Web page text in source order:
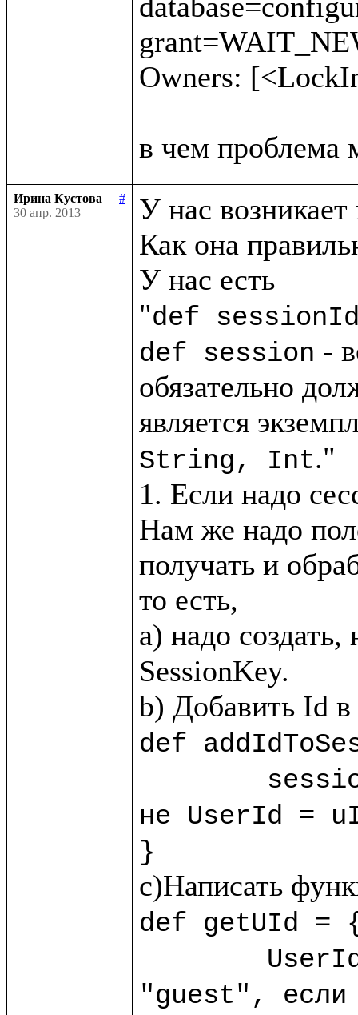
Owners:
Ирина Кустова
#
30 апр. 2013
У нас
Как она
У нас есть
"def
def session -
обязательно
является
String, Int."
1. Если надо
Нам же надо
получать и
то есть,
a) надо
SessionKey.
def
не UserId =
}
def getUId =
"guest", если